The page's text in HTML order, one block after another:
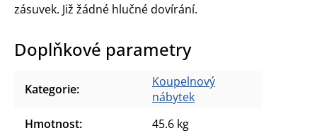
zásuvek. Již žádné hlučné dovírání.
Doplňkové parametry
Kategorie:
Koupelnový
nábytek
Hmotnost: 45.6 kg